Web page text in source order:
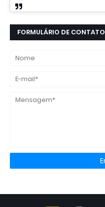
FORMULÁRIO DE CONTATO